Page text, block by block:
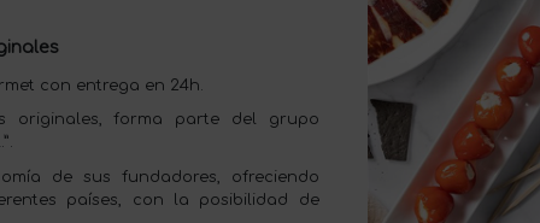
con entrega en 24h.
originales, forma parte del grupo
de sus fundadores, ofreciendo
países, con la posibilidad de